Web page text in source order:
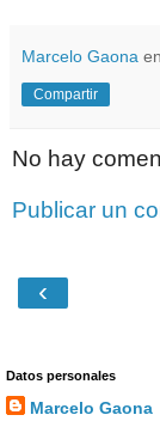
Marcelo Gaona en
Compartir
No hay
Publicar un
‹
Datos personales
Marcelo Gaona